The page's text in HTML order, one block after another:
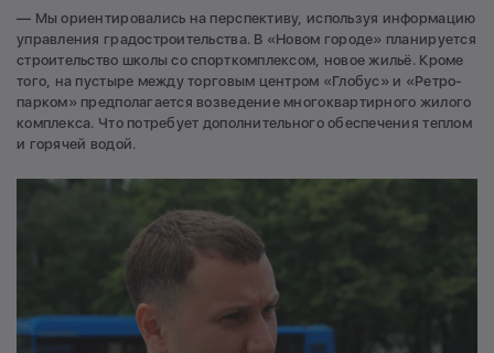
— Мы ориентировались на перспективу, используя информацию
управления градостроительства. В «Новом городе» планируется
строительство школы со спорткомплексом, новое жильё. Кроме
того, на пустыре между торговым центром «Глобус» и «Ретро-
парком» предполагается возведение многоквартирного жилого
комплекса. Что потребует дополнительного обеспечения теплом
и горячей водой.